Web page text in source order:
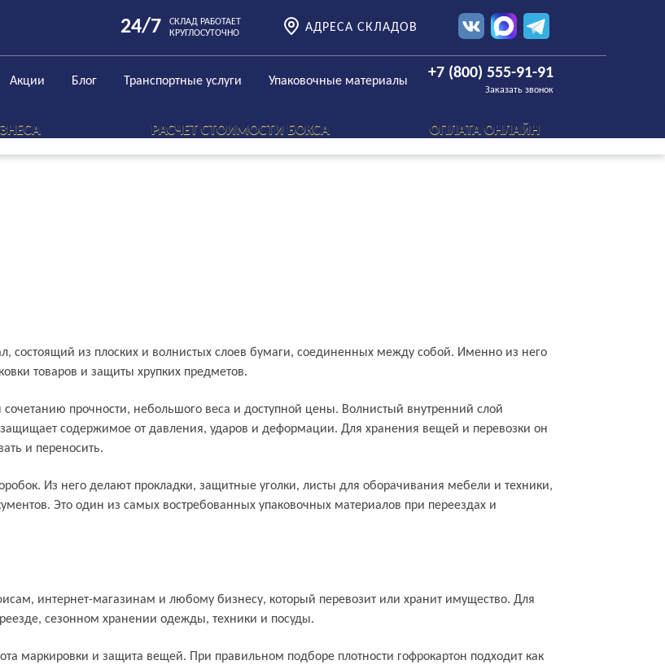
24/7
СКЛАД РАБОТАЕТ
КРУГЛОСУТОЧНО
АДРЕСА СКЛАДОВ
Акции Блог Транспортные услуги Упаковочные материалы +7 (800) 555-91-91
Заказать звонок
РАСЧЕТ СТОИМОСТИ БОКСА ОПЛАТА ОНЛАЙН
состоящий из плоских и волнистых слоев бумаги, соединенных между собой. Именно из него
товаров и защиты хрупких предметов.
прочности, небольшого веса и доступной цены. Волнистый внутренний слой
защищает содержимое от давления, ударов и деформации. Для хранения вещей и перевозки он
и переносить.
Из него делают прокладки, защитные уголки, листы для оборачивания мебели и техники,
Это один из самых востребованных упаковочных материалов при переездах и
интернет-магазинам и любому бизнесу, который перевозит или хранит имущество. Для
сезонном хранении одежды, техники и посуды.
маркировки и защита вещей. При правильном подборе плотности гофрокартон подходит как